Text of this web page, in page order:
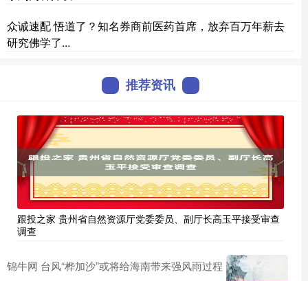
众诚速配 悟道了？知名券商前医药首席，放弃百万年薪去
研究佛学了...
推荐资讯
跟投之家 贵州省自然资源厅党委委员、副厅长高玉平接受审查
调查
锦牛网 台风“桦加沙”或将给海南带来强风雨过程